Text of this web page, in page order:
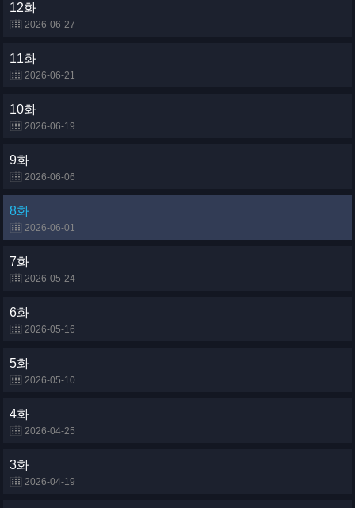
12화
2026-06-27
11화
2026-06-21
10화
2026-06-19
9화
2026-06-06
8화
2026-06-01
7화
2026-05-24
6화
2026-05-16
5화
2026-05-10
4화
2026-04-25
3화
2026-04-19